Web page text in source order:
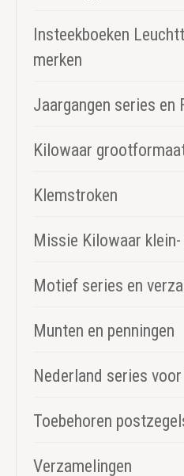
Insteekboeken
merken
Jaargangen series en
Kilowaar
Klemstroken
Missie Kilowaar
Motief series en
Munten en penningen
Nederland series
Toebehoren
Verzamelingen